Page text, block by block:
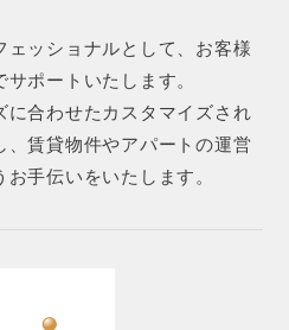
ェッショナルとして、お客様
ポートいたします。
に合わせたカスタマイズされ
、賃貸物件やアパートの運営
手伝いをいたします。